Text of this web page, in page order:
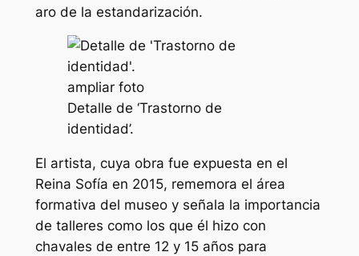
aro de la estandarización.
ampliar foto
Detalle de ‘Trastorno de
identidad’.
El artista, cuya obra fue expuesta en el
Reina Sofía en 2015, rememora el área
formativa del museo y señala la importancia
de talleres como los que él hizo con
chavales de entre 12 y 15 años para